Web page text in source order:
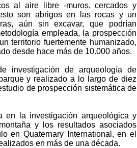
al aire libre -muros, cercados y
son abrigos en las rocas y un
aún sin excavar, que podrían
empleada, la prospección
territorio fuertemente humanizado,
desde hace más de 10.000 años.
investigación de arqueología de
y realizado a lo largo de diez
de prospección sistemática de
en la investigación arqueológica y
y los resultados asociados
en Quaternary International, en el
en más de una década.